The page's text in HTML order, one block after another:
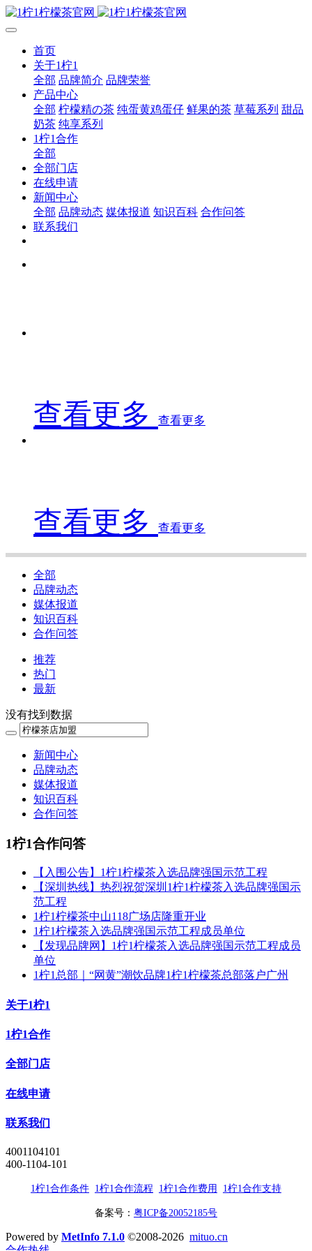
首页
关于1柠1
全部 品牌简介 品牌荣誉
产品中心
全部 柠檬精の茶 纯蛋黄鸡蛋仔 鲜果的茶 草莓系列 甜品
奶茶 纯享系列
1柠1合作
全部
全部门店
在线申请
新闻中心
全部 品牌动态 媒体报道 知识百科 合作问答
联系我们
查看更多 查看更多
查看更多 查看更多
全部
品牌动态
媒体报道
知识百科
合作问答
推荐
热门
最新
没有找到数据
新闻中心
品牌动态
媒体报道
知识百科
合作问答
1柠1合作问答
【入围公告】1柠1柠檬茶入选品牌强国示范工程
【深圳热线】热烈祝贺深圳1柠1柠檬茶入选品牌强国示
范工程
1柠1柠檬茶中山118广场店隆重开业
1柠1柠檬茶入选品牌强国示范工程成员单位
【发现品牌网】1柠1柠檬茶入选品牌强国示范工程成员
单位
1柠1总部｜“网黄”潮饮品牌1柠1柠檬茶总部落户广州
关于1柠1
1柠1合作
全部门店
在线申请
联系我们
4001104101
400-1104-101
1柠1合作条件 1柠1合作流程 1柠1合作费用 1柠1合作支持
备案号： 粤ICP备20052185号
Powered by MetInfo 7.1.0 ©2008-2026 mituo.cn